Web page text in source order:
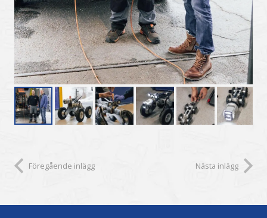
Föregående inlägg Nästa inlägg